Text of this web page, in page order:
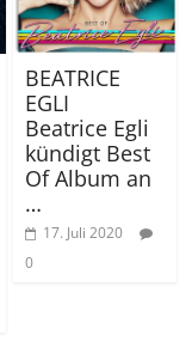
BEATRICE
EGLI
Beatrice Egli
kündigt Best
Of Album an
…
17. Juli 2020
0